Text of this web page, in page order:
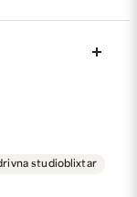
studioblixtar